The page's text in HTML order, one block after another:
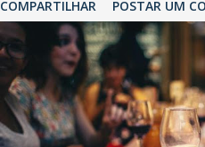
COMPARTILHAR POSTAR UM